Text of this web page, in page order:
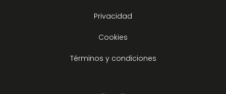
Privacidad
Cookies
Términos y condiciones